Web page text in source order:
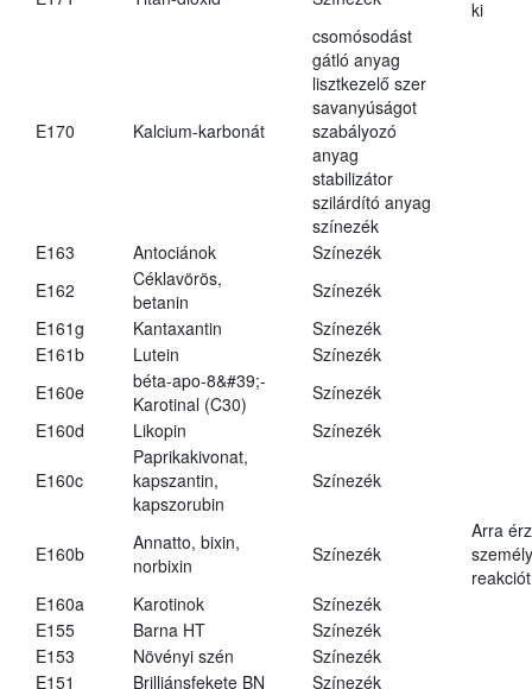
ki
E170 Kalcium-karbonát
csomósodást
gátló anyag
lisztkezelő szer
savanyúságot
szabályozó
anyag
stabilizátor
szilárdító anyag
színezék
E163
Antociánok
Színezék
E162
Céklavörös,
betanin
Színezék
E161g
Kantaxantin
Színezék
E161b
Lutein
Színezék
E160e
béta-apo-8&#39;-
Karotinal (C30)
Színezék
E160d
Likopin Színezék
E160c
Paprikakivonat,
kapszantin,
kapszorubin
Színezék
E160b
Annatto, bixin,
norbixin
Színezék
Arra
E160a
Karotinok
Színezék
E155
Barna HT
Színezék
E153
Növényi szén
Színezék
E151
Brilliánsfekete BN Színezék